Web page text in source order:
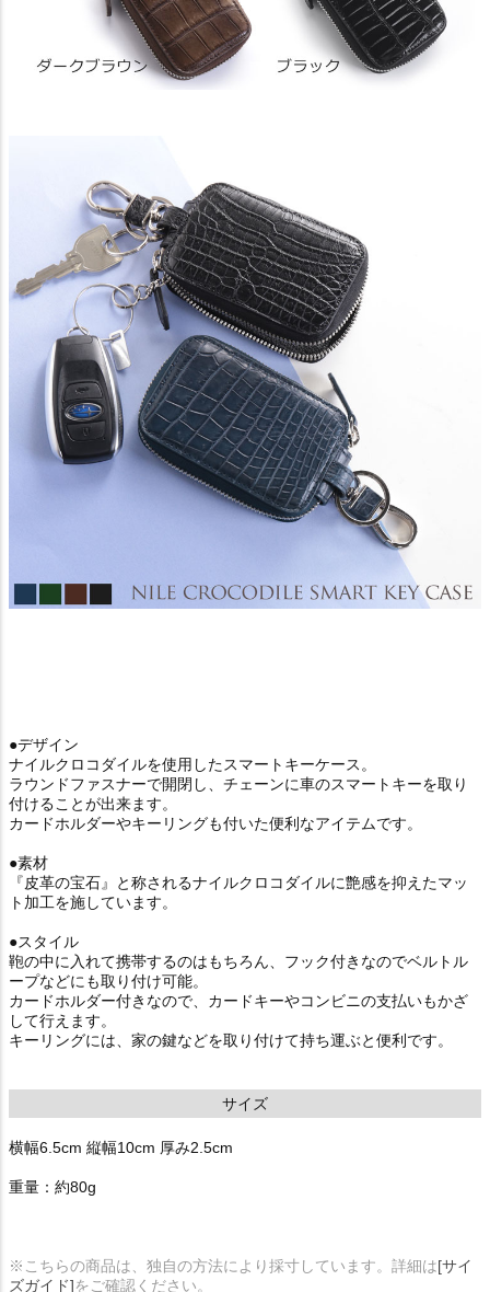
●デザイン
ナイルクロコダイルを使用したスマートキーケース。
ラウンドファスナーで開閉し、チェーンに車のスマートキーを取り
付けることが出来ます。
カードホルダーやキーリングも付いた便利なアイテムです。
●素材
『皮革の宝石』と称されるナイルクロコダイルに艶感を抑えたマッ
ト加工を施しています。
●スタイル
鞄の中に入れて携帯するのはもちろん、フック付きなのでベルトル
ープなどにも取り付け可能。
カードホルダー付きなので、カードキーやコンビニの支払いもかざ
して行えます。
キーリングには、家の鍵などを取り付けて持ち運ぶと便利です。
サイズ
横幅6.5cm 縦幅10cm 厚み2.5cm
重量：約80g
※こちらの商品は、独自の方法により採寸しています。詳細は[サイ
ズガイド]をご確認ください。